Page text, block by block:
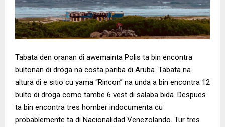
Tabata den oranan di awemainta Polis ta bin encontra
bultonan di droga na costa pariba di Aruba. Tabata na
altura di e sitio cu yama “Rincon” na unda a bin encontra 12
bulto di droga como tambe 6 vest di salaba bida. Despues
ta bin encontra tres homber indocumenta cu
probablemente ta di Nacionalidad Venezolando. Tur tres